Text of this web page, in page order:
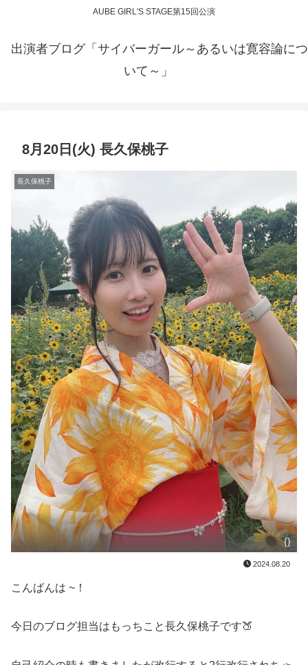
AUBE GIRL'S STAGE第15回公演
出演者ブログ「サイバーガール～あるいは寛容論につ
いて～」
8月20日(火) 長久保桃子
長久保桃子
{}
2024.08.20
こんばんは ~！
今日のブログ担当はもっちこと長久保桃子です🍑